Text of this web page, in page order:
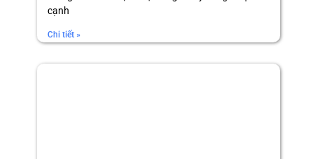
cạnh
Chi tiết »